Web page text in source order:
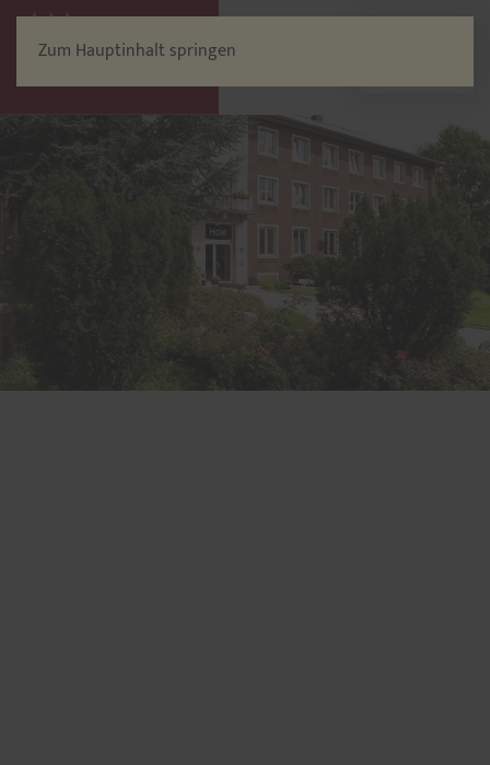
Zum Hauptinhalt springen